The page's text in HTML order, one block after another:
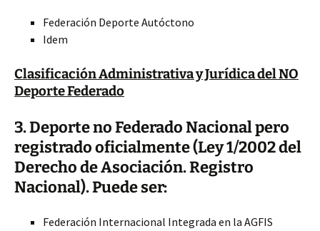
Federación Deporte Autóctono
Idem
Clasificación Administrativa y Jurídica del NO
Deporte Federado
3. Deporte no Federado Nacional pero
registrado oficialmente (Ley 1/2002 del
Derecho de Asociación. Registro
Nacional). Puede ser:
Federación Internacional Integrada en la AGFIS